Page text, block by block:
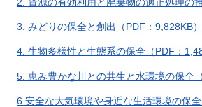
3. みどりの保全と創出（PDF：9,828KB）
4. 生物多様性と生態系の保全（PDF：
5. 恵み豊かな川との共生と水環境の保全
6.安全な大気環境や身近な生活環境の保全